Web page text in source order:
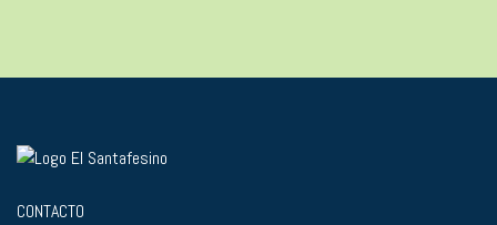
CONTACTO